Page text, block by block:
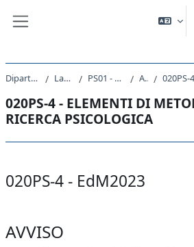
Dipartimento di Scienze della Vita Laurea triennale (DM270) PS01 - SCIENZE E TECNICHE PSICOLOGICHE A.A. 2023 - 2024
020PS-4 - ELEMENTI DI
RICERCA PSICOLOGICA
Schema della sezione
020PS-4 - EdM2023
AVVISO